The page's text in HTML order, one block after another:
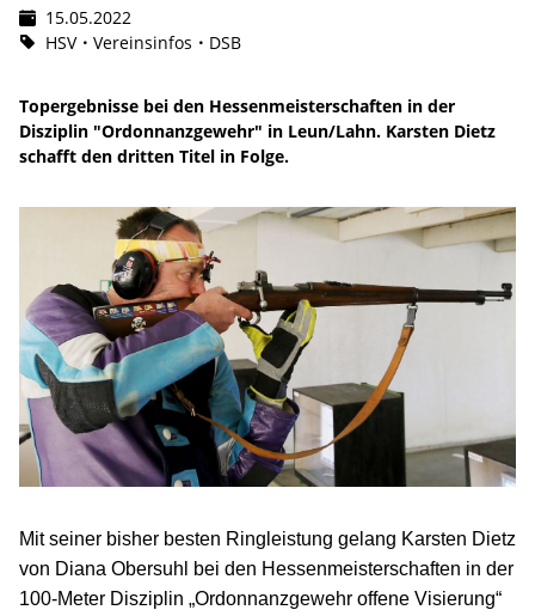
15.05.2022
HSV
Vereinsinfos DSB
Topergebnisse bei den Hessenmeisterschaften in der
Disziplin "Ordonnanzgewehr" in Leun/Lahn. Karsten Dietz
schafft den dritten Titel in Folge.
Mit seiner bisher besten Ringleistung gelang Karsten Dietz
von Diana Obersuhl bei den Hessenmeisterschaften in der
100-Meter Disziplin „Ordonnanzgewehr offene Visierung“